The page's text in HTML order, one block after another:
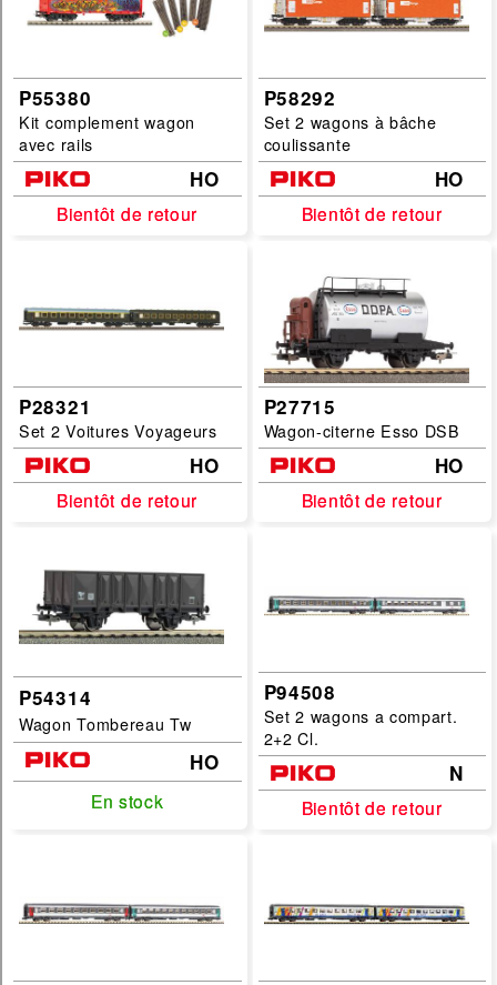
P55380
Kit complement wagon
avec rails
HO
Bientôt de retour
Bientôt de retour
P58292
Set 2 wagons à bâche
coulissante
HO
Bientôt de retour
Bientôt de retour
P28321
Set 2 Voitures Voyageurs
HO
Bientôt de retour
Bientôt de retour
P27715
Wagon-citerne Esso DSB
HO
Bientôt de retour
Bientôt de retour
P54314
Wagon Tombereau Tw
HO
En stock
En stock
P94508
Set 2 wagons a compart.
2+2 Cl.
N
Bientôt de retour
Bientôt de retour